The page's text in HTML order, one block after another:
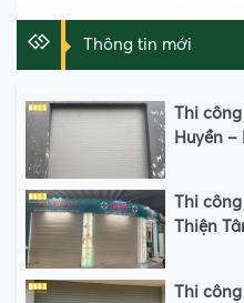
Thông tin mới
Thi
Huyền –
Thi
Thiện
Thi